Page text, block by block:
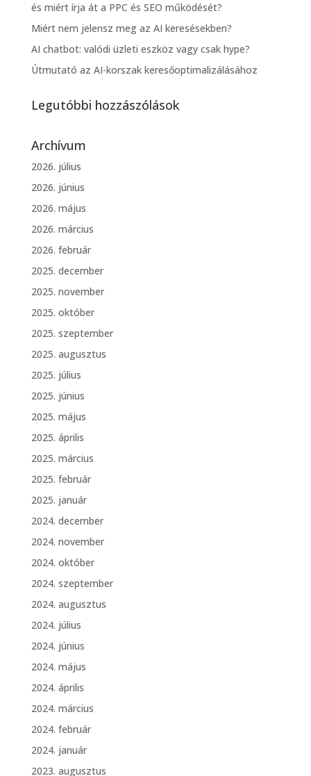
és miért írja át a PPC és SEO működését?
Miért nem jelensz meg az AI keresésekben?
AI chatbot: valódi üzleti eszköz vagy csak hype?
Útmutató az AI-korszak keresőoptimalizálásához
Legutóbbi hozzászólások
Archívum
2026. július
2026. június
2026. május
2026. március
2026. február
2025. december
2025. november
2025. október
2025. szeptember
2025. augusztus
2025. július
2025. június
2025. május
2025. április
2025. március
2025. február
2025. január
2024. december
2024. november
2024. október
2024. szeptember
2024. augusztus
2024. július
2024. június
2024. május
2024. április
2024. március
2024. február
2024. január
2023. augusztus